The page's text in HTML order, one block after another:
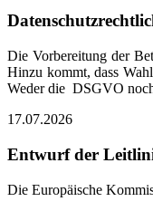
Die Vorbereitung der
Hinzu kommt, dass
Weder die DSGVO
17.07.2026
Entwurf der
Die Europäische